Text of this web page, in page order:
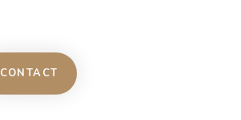
CONTACT